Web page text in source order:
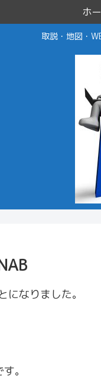
取説・地図・
ホ
なりました。
。